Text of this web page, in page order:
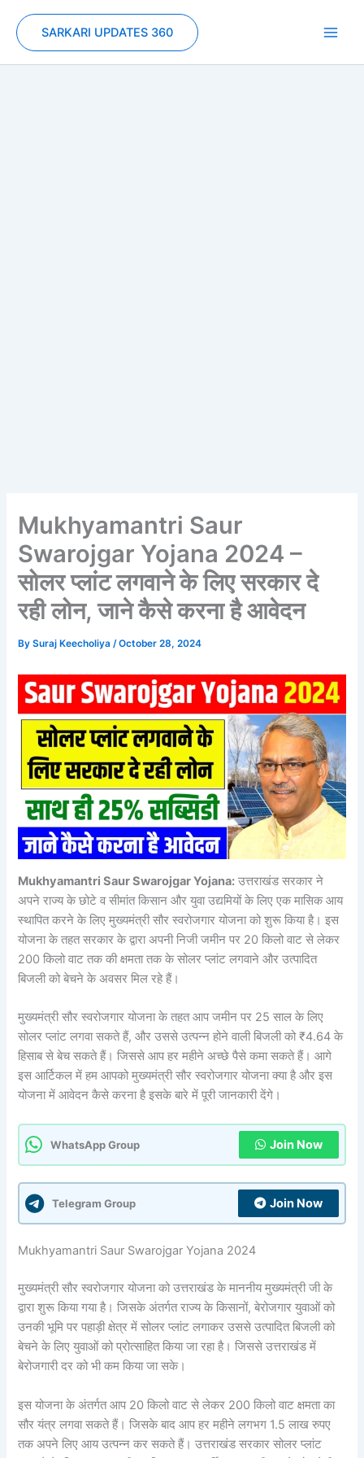
content
SARKARI UPDATES 360
Mukhyamantri Saur
Swarojgar Yojana 2024 –
सोलर प्लांट लगवाने के लिए सरकार दे
रही लोन, जाने कैसे करना है आवेदन
BySuraj Keecholiya/October 28, 2024
Mukhyamantri Saur Swarojgar Yojana: उत्तराखंड सरकार ने
अपने राज्य के छोटे व सीमांत किसान और युवा उद्यमियों के लिए एक मासिक आय
स्थापित करने के लिए मुख्यमंत्री सौर स्वरोजगार योजना को शुरू किया है। इस
योजना के तहत सरकार के द्वारा अपनी निजी जमीन पर 20 किलो वाट से लेकर
200 किलो वाट तक की क्षमता तक के सोलर प्लांट लगवाने और उत्पादित
बिजली को बेचने के अवसर मिल रहे हैं।
मुख्यमंत्री सौर स्वरोजगार योजना के तहत आप जमीन पर 25 साल के लिए
सोलर प्लांट लगवा सकते हैं, और उससे उत्पन्न होने वाली बिजली को ₹4.64 के
हिसाब से बेच सकते हैं। जिससे आप हर महीने अच्छे पैसे कमा सकते हैं। आगे
इस आर्टिकल में हम आपको मुख्यमंत्री सौर स्वरोजगार योजना क्या है और इस
योजना में आवेदन कैसे करना है इसके बारे में पूरी जानकारी देंगे।
WhatsApp Group Join Now
Telegram Group Join Now
Mukhyamantri Saur Swarojgar Yojana 2024
मुख्यमंत्री सौर स्वरोजगार योजना को उत्तराखंड के माननीय मुख्यमंत्री जी के
द्वारा शुरू किया गया है। जिसके अंतर्गत राज्य के किसानों, बेरोजगार युवाओं को
उनकी भूमि पर पहाड़ी क्षेत्र में सोलर प्लांट लगाकर उससे उत्पादित बिजली को
बेचने के लिए युवाओं को प्रोत्साहित किया जा रहा है। जिससे उत्तराखंड में
बेरोजगारी दर को भी कम किया जा सके।
इस योजना के अंतर्गत आप 20 किलो वाट से लेकर 200 किलो वाट क्षमता का
सौर यंत्र लगवा सकते हैं। जिसके बाद आप हर महीने लगभग 1.5 लाख रुपए
तक अपने लिए आय उत्पन्न कर सकते हैं। उत्तराखंड सरकार सोलर प्लांट